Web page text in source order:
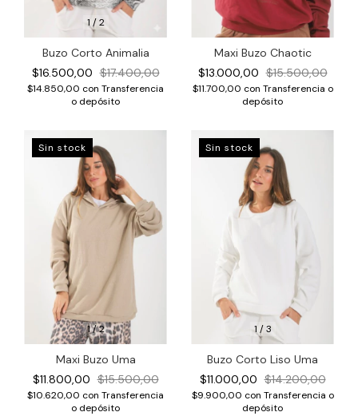
1 /2
Buzo Corto Animalia
$16.500,00 $17.400,00
$14.850,00 con Transferencia
o depósito
Maxi Buzo Chaotic
$13.000,00 $15.500,00
$11.700,00 con Transferencia o
depósito
1/2
Sin stock
Maxi Buzo Uma
$11.800,00 $15.500,00
$10.620,00 con Transferencia
o depósito
1 /3
Sin stock
Buzo Corto Liso Uma
$11.000,00 $14.200,00
$9.900,00 con Transferencia o
depósito